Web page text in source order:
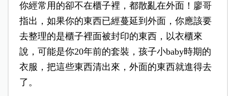
你經常用的卻不在櫃子裡，都散亂在外面！廖哥
指出，如果你的東西已經蔓延到外面，你應該要
去整理的是櫃子裡面被封印的東西，以衣櫃來
說，可能是你20年前的套裝，孩子小baby時期的
衣服，把這些東西清出來，外面的東西就進得去
了。